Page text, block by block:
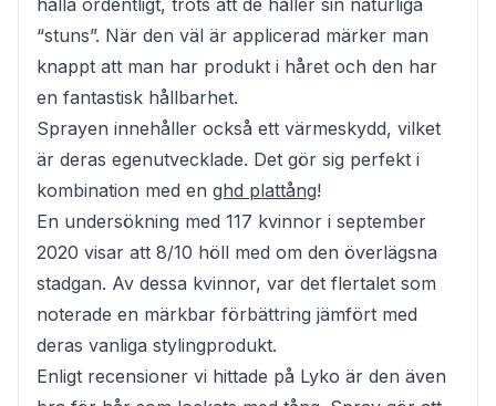
hålla ordentligt, trots att de håller sin naturliga
“stuns”. När den väl är applicerad märker man
knappt att man har produkt i håret och den har
en fantastisk hållbarhet.
Sprayen innehåller också ett värmeskydd, vilket
är deras egenutvecklade. Det gör sig perfekt i
kombination med en ghd plattång!
En undersökning med 117 kvinnor i september
2020 visar att 8/10 höll med om den överlägsna
stadgan. Av dessa kvinnor, var det flertalet som
noterade en märkbar förbättring jämfört med
deras vanliga stylingprodukt.
Enligt recensioner vi hittade på Lyko är den även